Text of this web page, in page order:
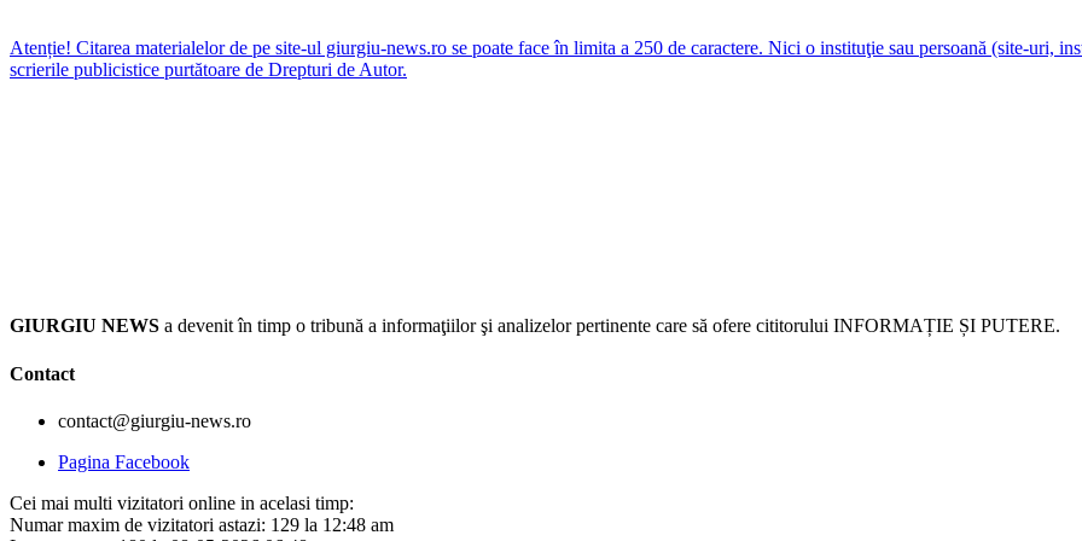
Atenție! Citarea materialelor de pe site-ul giurgiu-news.ro se poate face în limita a 250 de caractere. Nici o instituţie sau persoană (site-uri,
scrierile publicistice purtătoare de Drepturi de Autor.
GIURGIU NEWS a devenit în timp o tribună a informaţiilor şi analizelor pertinente care să ofere cititorului INFORMAȚIE ȘI PUTERE.
Contact
contact@giurgiu-news.ro
Pagina Facebook
Cei mai multi vizitatori online in acelasi timp:
Numar maxim de vizitatori astazi: 129 la 12:48 am